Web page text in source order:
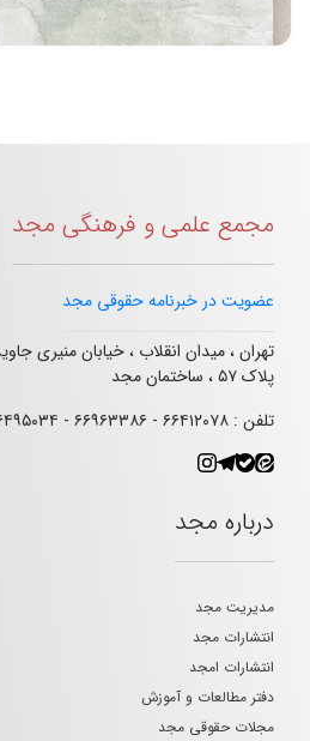
مجمع علمی و فرهنگی مجد
عضویت در خبرنامه حقوقی مجد
تهران ، میدان انقلاب ، خیابان منیری
پلاک ۵۷ ، ساختمان مجد
تلفن : ۶۶۴۱۲۰۷۸ - ۶۶۹۶۳۳۸۶ - ۰۲۱۶۶۴۹۵۰۳۴
درباره مجد
مدیریت مجد
انتشارات مجد
انتشارات امجد
دفتر مطالعات و آموزش
مجلات حقوقی مجد